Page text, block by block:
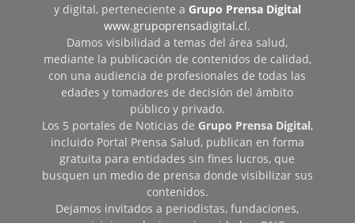
y digital, perteneciente a Grupo Prensa Digital
www.grupoprensadigital.cl.
Damos visibilidad a temas del área salud,
mediante la publicación de contenidos de calidad,
con una audiencia de profesionales de todas las
edades y tomadores de decisión del ámbito
público y privado.
Los 5 portales de Noticias de Grupo Prensa Digital,
incluido Portal Prensa Salud, publican en forma
gratuita para entidades sin fines lucros, que
busquen un medio de prensa donde visibilizar sus
contenidos.
Dejamos invitados a periodistas, fundaciones,